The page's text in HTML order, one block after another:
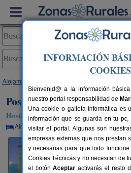
Alojamientos
Posada Asador Ribera del
Hostal Rural en Iruz (Cantabria)
Alquiler por habitaciones 14+7 plazas
INFORMACIÓN
COOKIES
Bienvenid@ a la información
nuestro portal responsabilidad de
Una cookie o galleta informática es
información que se guarda en tu pc,
visitar el portal. Algunas son
empresas externas que nos prestan
y necesarias para que todo
Cookies Técnicas y no necesitan de
el botónAceptar activarás el resto